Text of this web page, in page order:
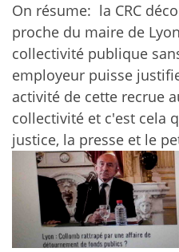
On résume: la CRC
proche du maire de
collectivité publique
employeur puisse
activité de cette recrue
collectivité et c'est cela
justice, la presse et le